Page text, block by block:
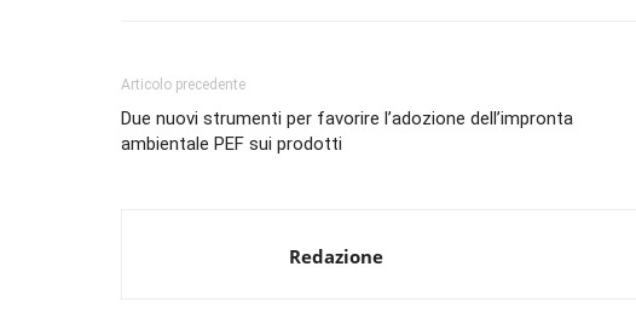
Articolo precedente
Due nuovi strumenti per favorire l’adozione dell’impronta
ambientale PEF sui prodotti
Redazione